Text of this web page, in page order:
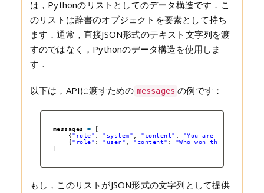
は，Pythonのリストとしてのデータ構造です．こ
のリストは辞書のオブジェクトを要素として持ち
ます．通常，直接JSON形式のテキスト文字列を渡
すのではなく，Pythonのデータ構造を使用しま
す．
以下は，APIに渡すための messages の例です：
messages =
{ "role" : "system" , "content" :
"You are a helpful
{ "role" : "user" , "content" :
"Who won the world
もし，このリストがJSON形式の文字列として提供